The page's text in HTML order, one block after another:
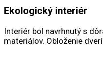
Ekologický interiér
Interiér bol navrhnutý s
materiálov. Obloženie